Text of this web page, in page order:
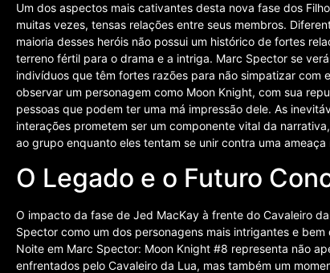
Um dos aspectos mais cativantes desta nova fase dos
muitas vezes, tensas relações entre seus membros.
maioria desses heróis não possui um histórico de fortes
terreno fértil para o drama e a intriga. Marc Spector se
indivíduos que têm fortes razões para não simpatizar
observar um personagem como Moon Knight, com sua
pessoas que podem ter uma má impressão dele. As
interações prometem ser um componente vital da
ao grupo enquanto eles tentam se unir contra uma ameaça
O Legado e o Futuro
O impacto da fase de Jed MacKay à frente do Cavaleiro
Spector como um dos personagens mais intrigantes e
Noite em Marc Spector: Moon Knight #8 representa não
enfrentados pelo Cavaleiro da Lua, mas também um